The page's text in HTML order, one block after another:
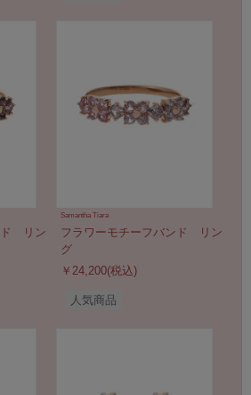
ド リン
Samantha Tiara
フラワーモチーフバンド リン
グ
￥24,200(税込)
人気商品